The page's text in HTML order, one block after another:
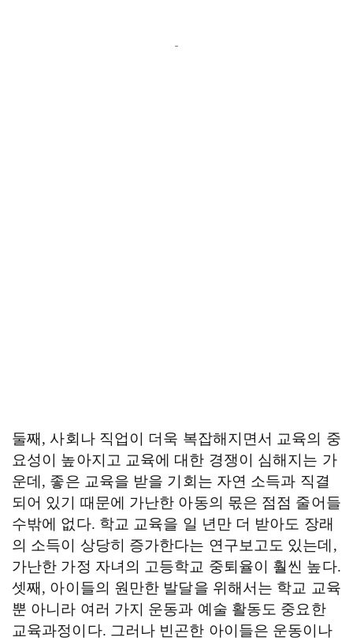
둘째 , 사회나 직업이 더욱 복잡해지면서 교육의 중
요성이 높아지고 교육에 대한 경쟁이 심해지는 가
운데 , 좋은 교육을 받을 기회는 자연 소득과 직결
되어 있기 때문에 가난한 아동의 몫은 점점 줄어들
수밖에 없다. 학교 교육을 일 년만 더 받아도 장래
의 소득이 상당히 증가한다는 연구보고도 있는데 ,
가난한 가정 자녀의 고등학교 중퇴율이 훨씬 높다.
셋째 , 아이들의 원만한 발달을 위해서는 학교 교육
뿐 아니라 여러 가지 운동과 예술 활동도 중요한
교육과정이다. 그러나 빈곤한 아이들은 운동이나